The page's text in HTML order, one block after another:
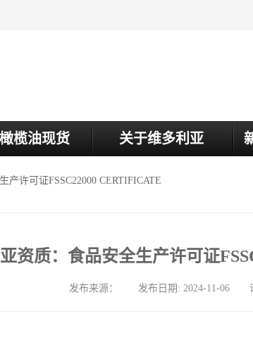
榄油现货 关于维多利亚
产许可证FSSC22000 CERTIFICATE
资质：食品安全生产许可证
发布来源： 发布日期: 2024-11-06